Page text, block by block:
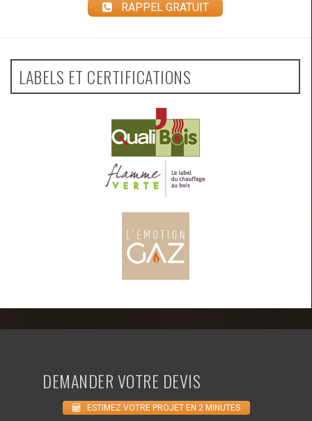
RAPPEL GRATUIT
LABELS ET CERTIFICATIONS
DEMANDER VOTRE DEVIS
ESTIMEZ VOTRE PROJET EN 2 MINUTES